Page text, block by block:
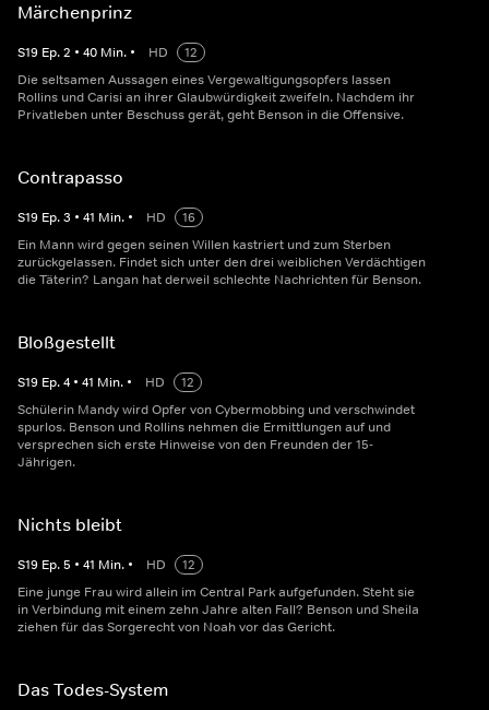
Märchenprinz
S19 Ep.2 • 40 Min. • HD
12
Die seltsamen Aussagen eines Vergewaltigungsopfers lassen
Rollins und Carisi an ihrer Glaubwürdigkeit zweifeln. Nachdem ihr
Privatleben unter Beschuss gerät, geht Benson in die Offensive.
Contrapasso
S19 Ep.3 • 41 Min. • HD
16
Ein Mann wird gegen seinen Willen kastriert und zum Sterben
zurückgelassen. Findet sich unter den drei weiblichen Verdächtigen
die Täterin? Langan hat derweil schlechte Nachrichten für Benson.
Bloßgestellt
S19 Ep.4 • 41 Min. • HD
12
Schülerin Mandy wird Opfer von Cybermobbing und verschwindet
spurlos. Benson und Rollins nehmen die Ermittlungen auf und
versprechen sich erste Hinweise von den Freunden der 15-
Jährigen.
Nichts bleibt
S19 Ep.5 • 41 Min. • HD
12
Eine junge Frau wird allein im Central Park aufgefunden. Steht sie
in Verbindung mit einem zehn Jahre alten Fall? Benson und Sheila
ziehen für das Sorgerecht von Noah vor das Gericht.
Das Todes-System